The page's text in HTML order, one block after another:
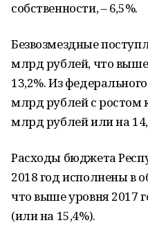
собственности, – 6,5%.
Безвозмездные
млрд рублей, что выше
13,2%. Из
млрд рублей с ростом
млрд рублей или на
Расходы бюджета
2018 год исполнены в
что выше уровня 2017
(или на 15,4%).